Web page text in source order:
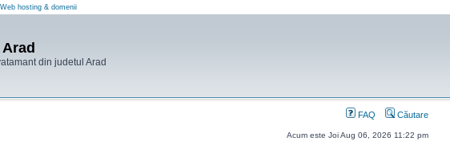
hosting & domenii
din judetul Arad
FAQ Căutare
Acum este Joi Aug 06, 2026 11:22 pm